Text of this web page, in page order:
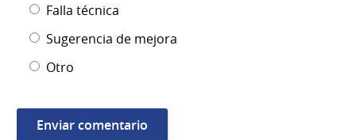
Falla técnica
Sugerencia de mejora
Otro